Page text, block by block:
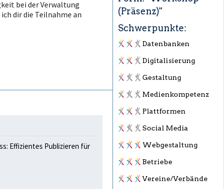
bei der Verwaltung
dir die Teilnahme an
Effizientes Publizieren für
(Präsenz)"
Schwerpunkte:
Datenbanken
Digitalisierung
Gestaltung
Medienkompetenz
Plattformen
Social Media
Webgestaltung
Betriebe
Vereine/Verbände